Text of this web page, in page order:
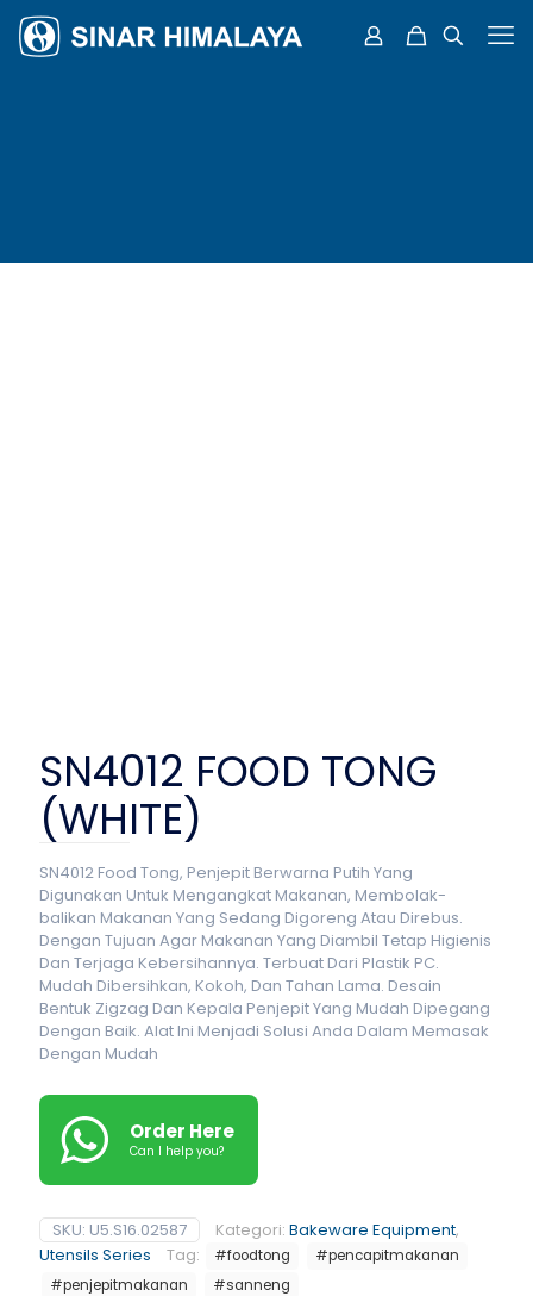
SN4012 FOOD TONG
(WHITE)
SN4012 Food Tong, Penjepit Berwarna Putih Yang
Digunakan Untuk Mengangkat Makanan, Membolak-
balikan Makanan Yang Sedang Digoreng Atau Direbus.
Dengan Tujuan Agar Makanan Yang Diambil Tetap Higienis
Dan Terjaga Kebersihannya. Terbuat Dari Plastik PC.
Mudah Dibersihkan, Kokoh, Dan Tahan Lama. Desain
Bentuk Zigzag Dan Kepala Penjepit Yang Mudah Dipegang
Dengan Baik. Alat Ini Menjadi Solusi Anda Dalam Memasak
Dengan Mudah
Order Here
Can I help you?
SKU: U5.S16.02587 Kategori: Bakeware Equipment,
Utensils Series
Tag: #foodtong
#pencapitmakanan
#penjepitmakanan
#sanneng